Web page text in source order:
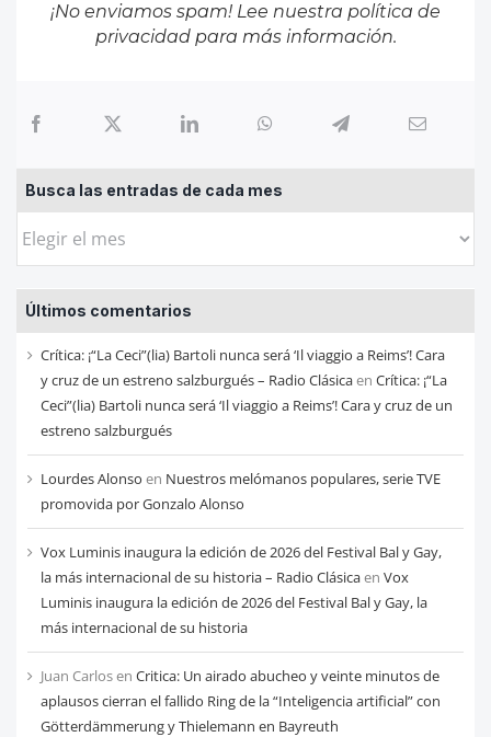
¡No enviamos spam! Lee nuestra política de
privacidadpara más información.
Busca las entradas de cada mes
Busca
entradas
de
cada
mes
Últimos comentarios
Crítica: ¡“La Ceci”(lia) Bartoli nunca será ‘Il viaggio a Reims’! Cara
y cruz de un estreno salzburgués – Radio Clásicaen Crítica: ¡“La
Ceci”(lia) Bartoli nunca será ‘Il viaggio a Reims’! Cara y cruz de un
estreno salzburgués
Lourdes Alonso en Nuestros melómanos populares, serie TVE
promovida por Gonzalo Alonso
Vox Luminis inaugura la edición de 2026 del Festival Bal y Gay,
la más internacional de su historia – Radio Clásicaen Vox
Luminis inaugura la edición de 2026 del Festival Bal y Gay, la
más internacional de su historia
Juan Carlosen Critica: Un airado abucheo y veinte minutos de
aplausos cierran el fallido Ring de la “Inteligencia artificial” con
Götterdämmerung y Thielemann en Bayreuth